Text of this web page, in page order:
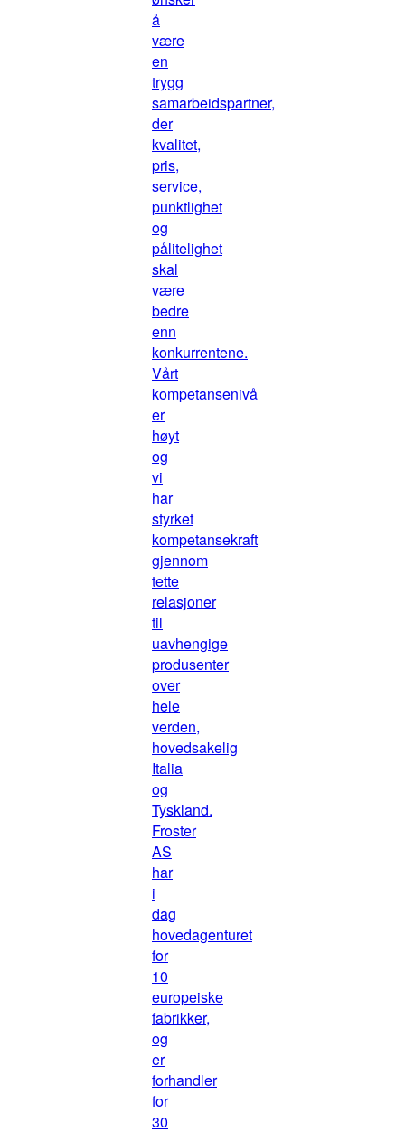
å
være
en
trygg
samarbeidspartner,
der
kvalitet,
pris,
service,
punktlighet
og
pålitelighet
skal
være
bedre
enn
konkurrentene.
Vårt
kompetansenivå
er
høyt
og
vi
har
styrket
kompetansekraft
gjennom
tette
relasjoner
til
uavhengige
produsenter
over
hele
verden,
hovedsakelig
Italia
og
Tyskland.
Froster
AS
har
i
dag
hovedagenturet
for
10
europeiske
fabrikker,
og
er
forhandler
for
30